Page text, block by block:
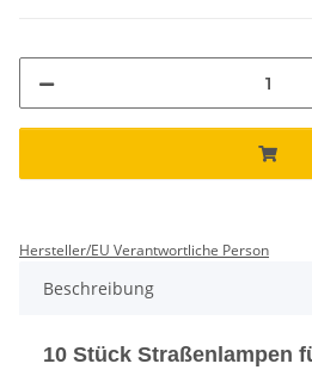
Hersteller/EU Verantwortliche Person
Beschreibung
10 Stück Straßenlampen